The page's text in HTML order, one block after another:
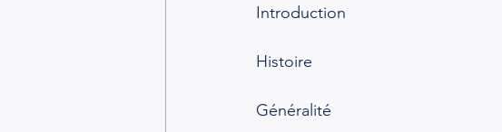
Introduction
Histoire
Généralité